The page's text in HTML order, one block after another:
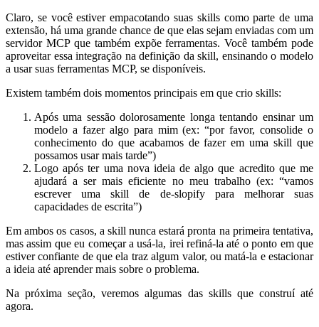
Claro, se você estiver empacotando suas skills como parte de uma
extensão, há uma grande chance de que elas sejam enviadas com um
servidor MCP que também expõe ferramentas. Você também pode
aproveitar essa integração na definição da skill, ensinando o modelo
a usar suas ferramentas MCP, se disponíveis.
Existem também dois momentos principais em que crio skills:
Após uma sessão dolorosamente longa tentando ensinar um
modelo a fazer algo para mim (ex: “por favor, consolide o
conhecimento do que acabamos de fazer em uma skill que
possamos usar mais tarde”)
Logo após ter uma nova ideia de algo que acredito que me
ajudará a ser mais eficiente no meu trabalho (ex: “vamos
escrever uma skill de de-slopify para melhorar suas
capacidades de escrita”)
Em ambos os casos, a skill nunca estará pronta na primeira tentativa,
mas assim que eu começar a usá-la, irei refiná-la até o ponto em que
estiver confiante de que ela traz algum valor, ou matá-la e estacionar
a ideia até aprender mais sobre o problema.
Na próxima seção, veremos algumas das skills que construí até
agora.